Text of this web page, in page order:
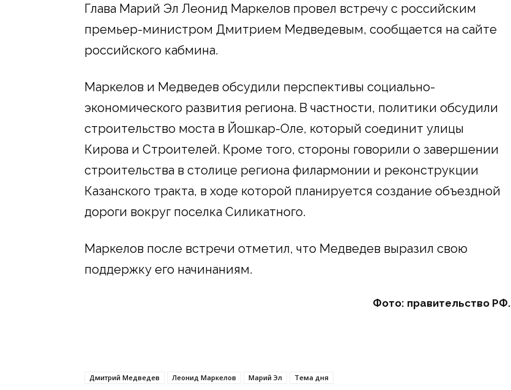
Глава Марий Эл Леонид Маркелов провел встречу с российским
премьер-министром Дмитрием Медведевым, сообщается на сайте
российского кабмина.
Маркелов и Медведев обсудили перспективы социально-
экономического развития региона. В частности, политики обсудили
строительство моста в Йошкар-Оле, который соединит улицы
Кирова и Строителей. Кроме того, стороны говорили о завершении
строительства в столице региона филармонии и реконструкции
Казанского тракта, в ходе которой планируется создание объездной
дороги вокруг поселка Силикатного.
Маркелов после встречи отметил, что Медведев выразил свою
поддержку его начинаниям.
Фото: правительство РФ.
Дмитрий Медведев Леонид Маркелов Марий Эл Тема дня